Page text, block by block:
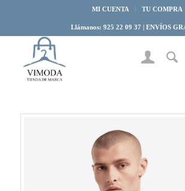
MI CUENTA TU COMPRA
Llámanos: 925 22 09 37 | ENVÍOS